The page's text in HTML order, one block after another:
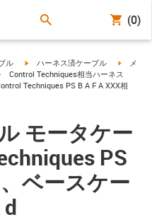
(0)
ル igus-icon-arrow-right
ハーネス済ケーブル igus-
メ
igus-icon-arrow-right
Control Techniques相当ハーネス
Techniques PS B A F A XXX相
モータケー
PS
ベースケー